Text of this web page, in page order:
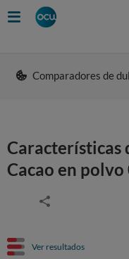
Comparadores de
Características
Cacao en polvo
Ver resultados